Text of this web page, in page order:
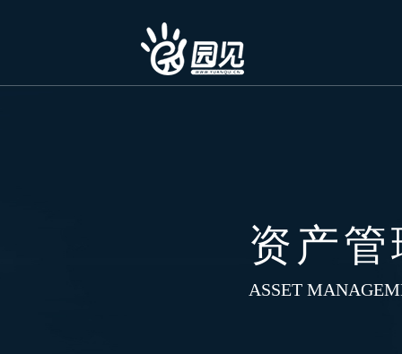
资产管
ASSET